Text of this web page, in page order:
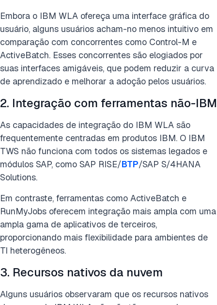
Embora o IBM WLA ofereça uma interface gráfica do
usuário, alguns usuários acham-no menos intuitivo em
comparação com concorrentes como Control-M e
ActiveBatch. Esses concorrentes são elogiados por
suas interfaces amigáveis, que podem reduzir a curva
de aprendizado e melhorar a adoção pelos usuários.
2. Integração com ferramentas não-IBM
As capacidades de integração do IBM WLA são
frequentemente centradas em produtos IBM. O IBM
TWS não funciona com todos os sistemas legados e
módulos SAP, como SAP RISE/BTP/SAP S/4HANA
Solutions.
Em contraste, ferramentas como ActiveBatch e
RunMyJobs oferecem integração mais ampla com uma
ampla gama de aplicativos de terceiros,
proporcionando mais flexibilidade para ambientes de
TI heterogêneos.
3. Recursos nativos da nuvem
Alguns usuários observaram que os recursos nativos